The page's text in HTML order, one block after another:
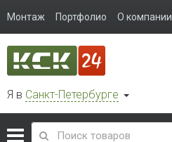
Монтаж Портфолио О компании
Я в Санкт-Петербурге